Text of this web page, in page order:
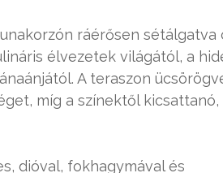
ráérősen sétálgatva
élvezetek világától, a
A teraszon
míg a színektől kicsattanó,
dióval, fokhagymával és